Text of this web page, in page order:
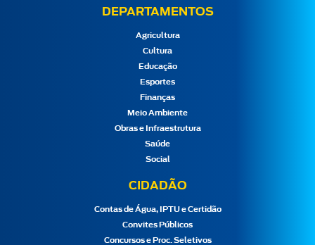
DEPARTAMENTOS
Agricultura
Cultura
Educação
Esportes
Finanças
Meio Ambiente
Obras e Infraestrutura
Saúde
Social
CIDADÃO
Contas de Água, IPTU e Certidão
Convites Públicos
Concursos e Proc. Seletivos